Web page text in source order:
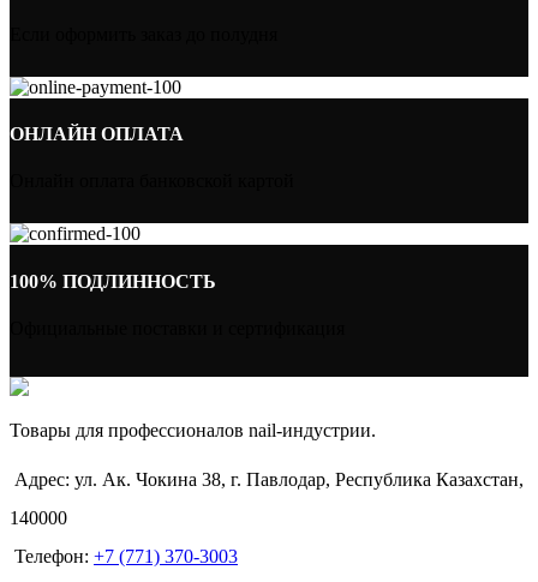
ОНЛАЙН ОПЛАТА
100% ПОДЛИННОСТЬ
Товары для профессионалов nail-индустрии.
Адрес: ул. Ак. Чокина 38, г. Павлодар, Республика Казахстан,
140000
Телефон: +7 (771) 370-3003